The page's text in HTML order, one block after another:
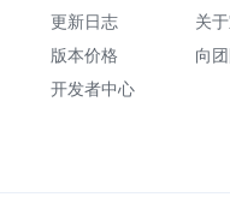
更新日志
版本价格
开发者中心
关
向